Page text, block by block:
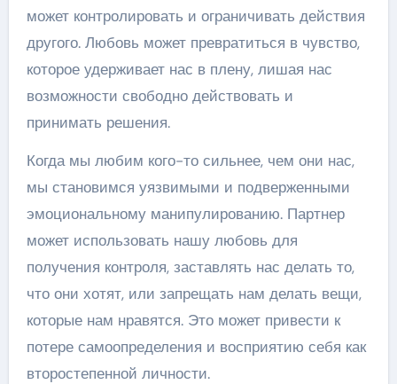
может контролировать и ограничивать действия
другого. Любовь может превратиться в чувство,
которое удерживает нас в плену, лишая нас
возможности свободно действовать и
принимать решения.
Когда мы любим кого-то сильнее, чем они нас,
мы становимся уязвимыми и подверженными
эмоциональному манипулированию. Партнер
может использовать нашу любовь для
получения контроля, заставлять нас делать то,
что они хотят, или запрещать нам делать вещи,
которые нам нравятся. Это может привести к
потере самоопределения и восприятию себя как
второстепенной личности.